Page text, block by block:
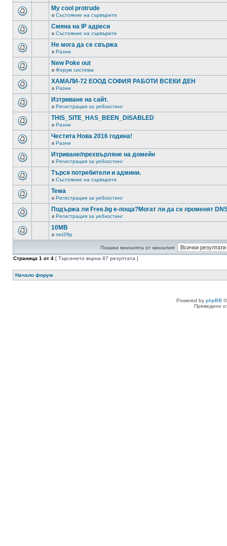
My cool protrude
в Състояние на сървърите
Смяна на IP адреси
в Състояние на сървърите
Не мога да се свържа
в Разни
New Poke out
в Форум система
ХАМАЛИ-72 ЕООД СОФИЯ РАБОТИ ВСЕКИ ДЕН
в Разни
Изтриване на сайт.
в Регистрация за уебхостинг
THIS_SITE_HAS_BEEN_DISABLED
в Разни
Честита Нова 2016 година!
в Разни
Итриване/прехвърляне на домейн
в Регистрация за уебхостинг
Търся потребители и админи.
в Състояние на сървърите
Тема
в Регистрация за уебхостинг
Подържа ли Free.bg е-поща?Могат ли да се променят
в Регистрация за уебхостинг
10MB
в net2ftp
Покажи мненията от миналия:
Страница 1 от 4 [ Търсенето върна 87 резултата ]
Начало форум
Powered by phpBB
Преведено